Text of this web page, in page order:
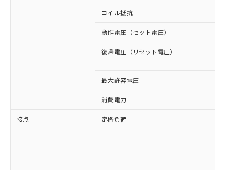
コイル抵抗
動作電圧（セット電圧）
復帰電圧（リセット電圧）
最大許容電圧
消費電力
接点 定格負荷